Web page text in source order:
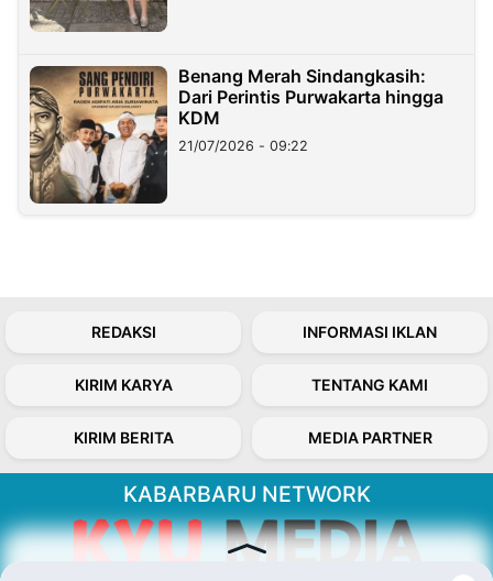
Benang Merah Sindangkasih:
Dari Perintis Purwakarta hingga
KDM
21/07/2026 - 09:22
REDAKSI INFORMASI IKLAN
KIRIM KARYA TENTANG KAMI
KIRIM BERITA MEDIA PARTNER
KABARBARU NETWORK